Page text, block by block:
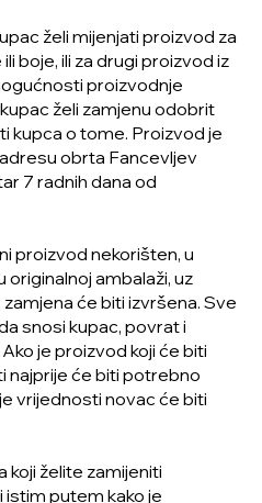
želi mijenjati proizvod za
boje, ili za drugi proizvod iz
proizvodnje
želi zamjenu odobrit
kupca o tome. Proizvod je
obrta Fancevljev
7 radnih dana od
proizvod nekorišten, u
originalnoj ambalaži, uz
će biti izvršena. Sve
snosi kupac, povrat i
je proizvod koji će biti
najprije će biti potrebno
vrijednosti novac će biti
koji želite zamijeniti
putem kako je